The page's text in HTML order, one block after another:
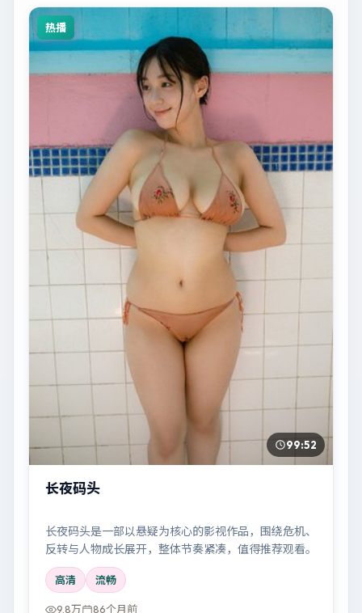
热播
99:52
长夜码头
长夜码头是一部以悬疑为核心的影视作品，围绕危机、
反转与人物成长展开，整体节奏紧凑，值得推荐观看。
高清 流畅
9.8万 86个月前